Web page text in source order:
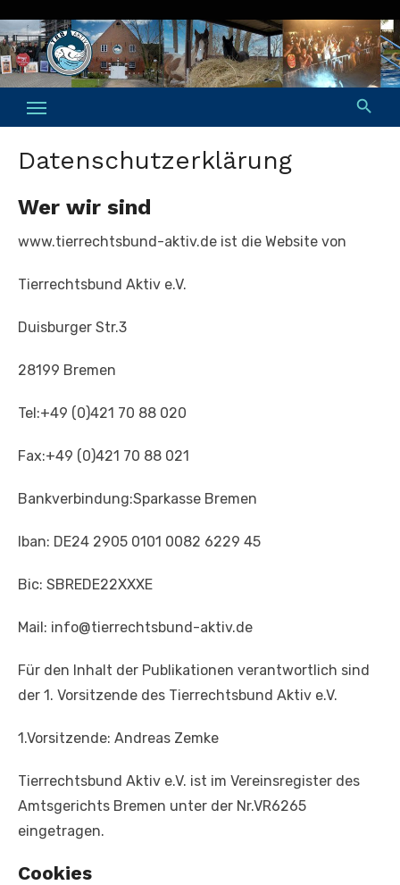
to
content
Datenschutzerklärung
Wer wir sind
www.tierrechtsbund-aktiv.de ist die Website von
Tierrechtsbund Aktiv e.V.
Duisburger Str.3
28199 Bremen
Tel:+49 (0)421 70 88 020
Fax:+49 (0)421 70 88 021
Bankverbindung:Sparkasse Bremen
Iban: DE24 2905 0101 0082 6229 45
Bic: SBREDE22XXXE
Mail: info@tierrechtsbund-aktiv.de
Für den Inhalt der Publikationen verantwortlich sind
der 1. Vorsitzende des Tierrechtsbund Aktiv e.V.
1.Vorsitzende: Andreas Zemke
Tierrechtsbund Aktiv e.V. ist im Vereinsregister des
Amtsgerichts Bremen unter der Nr.VR6265
eingetragen.
Cookies